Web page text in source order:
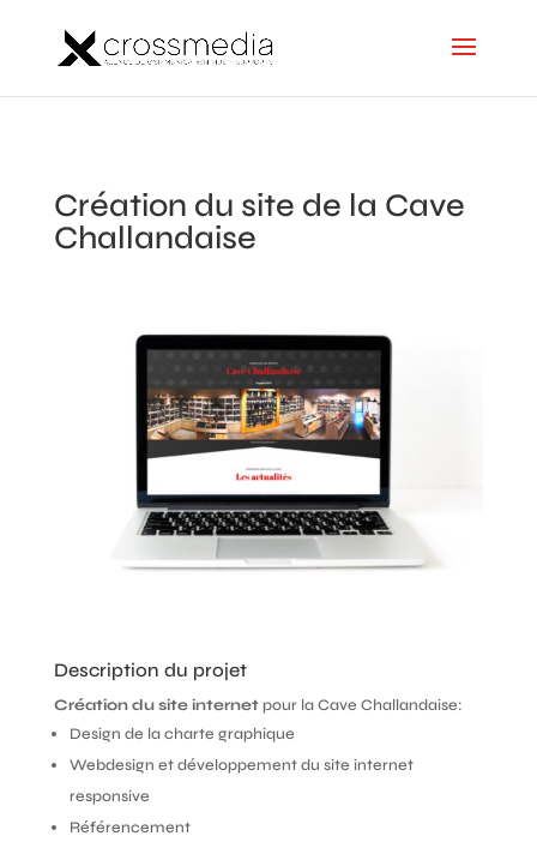
Création du site de la Cave
Challandaise
Description du projet
Création du site internetpour la Cave Challandaise:
Design de la charte graphique
Webdesign et développement du site internet
responsive
Référencement